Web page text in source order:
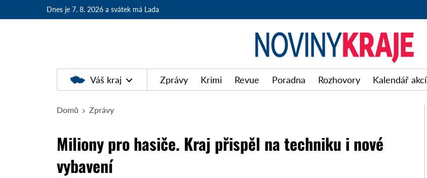
Dnes je 7. 8. 2026 a svátek má Lada
Noviny
kraje
Váš kraj Zprávy Krimi Revue Poradna Rozhovory Kalendář akcí
Domů Zprávy
Miliony pro hasiče. Kraj přispěl na techniku i nové
vybavení